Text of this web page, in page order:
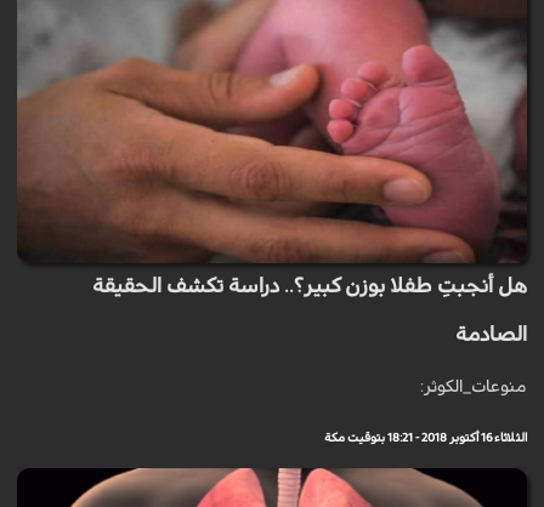
هل أنجبتِ طفلا بوزن كبير؟.. دراسة تكشف الحقيقة
الصادمة
منوعات_الكوثر:
الثلاثاء 16 أكتوبر 2018 - 18:21 بتوقيت مكة